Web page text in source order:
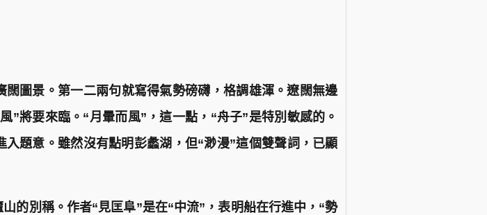
圖景。第一二兩句就寫得氣勢磅礴，格調雄渾。遼闊無邊
”將要來臨。“月暈而風”，這一點，“舟子”是特別敏感的。
題意。雖然沒有點明彭蠡湖，但“渺漫”這個雙聲詞，已顯
的別稱。作者“見匡阜”是在“中流”，表明船在行進中，“勢